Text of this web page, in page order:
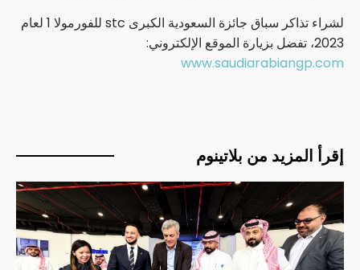
لشراء تذاكر سباق جائزة السعودية الكبرى stc للفورمولا 1 لعام
2023، تفضل بزيارة الموقع الإلكتروني:
www.saudiarabiangp.com
إقرأ المزيد من بلاتينوم